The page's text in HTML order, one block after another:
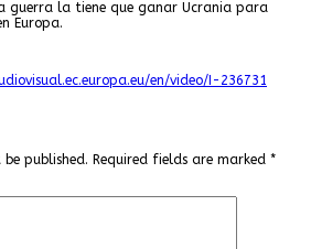
guerra la tiene que ganar Ucrania para
Europa.
en/video/I-236731
published. Required fields are marked *